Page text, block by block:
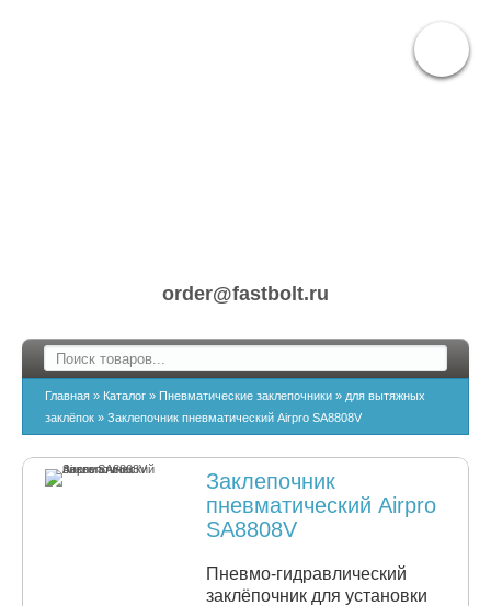
order@fastbolt.ru
Главная » Каталог » Пневматические заклепочники » для вытяжных
заклёпок » Заклепочник пневматический Airpro SA8808V
Заклепочник
пневматический Airpro
SA8808V
Пневмо-гидравлический
заклёпочник для установки